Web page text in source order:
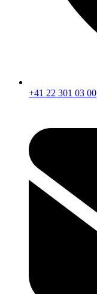
+41 22 301 03 00